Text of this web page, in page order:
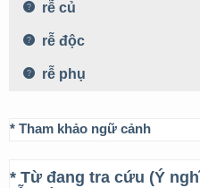
rễ củ
rễ độc
rễ phụ
* Tham khảo ngữ cảnh
* Từ đang tra cứu (Ý